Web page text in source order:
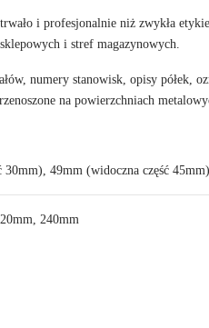
i profesjonalnie niż zwykła
i stref magazynowych.
numery stanowisk, opisy półek,
na powierzchniach
49mm (widoczna część
240mm